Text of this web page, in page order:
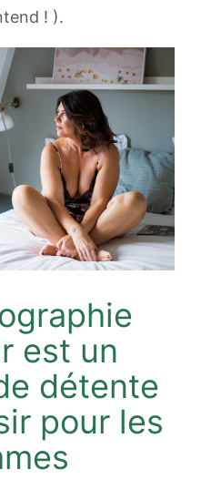
! ).
est un
détente
pour les